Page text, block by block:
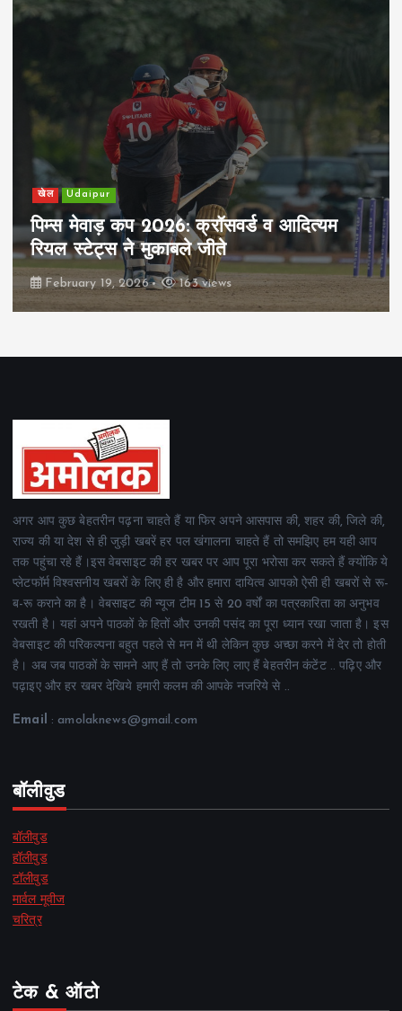
खेल Udaipur
पिम्स मेवाड़ कप 2026: क्रॉसवर्ड व आदित्यम
रियल स्टेट्स ने मुकाबले जीते
February 19, 2026 163 views
अगर आप कुछ बेहतरीन पढ़ना चाहते हैं या फिर अपने आसपास की, शहर की, जिले की,
राज्य की या देश से ही जुड़ी खबरें हर पल खंगालना चाहते हैं तो समझिए हम यही आप
तक पहुंचा रहे हैं।इस वेबसाइट की हर खबर पर आप पूरा भरोसा कर सकते हैं क्योंकि ये
प्लेटफॉर्म विश्वसनीय खबरों के लिए ही है और हमारा दायित्व आपको ऐसी ही खबरों से रू-
ब-रू कराने का है। वेबसाइट की न्यूज टीम 15 से 20 वर्षों का पत्रकारिता का अनुभव
रखती है। यहां अपने पाठकों के हितों और उनकी पसंद का पूरा ध्यान रखा जाता है। इस
वेबसाइट की परिकल्पना बहुत पहले से मन में थी लेकिन कुछ अच्छा करने में देर तो होती
है। अब जब पाठकों के सामने आए हैं तो उनके लिए लाए हैं बेहतरीन कंटेंट .. पढ़िए और
पढ़ाइए और हर खबर देखिये हमारी कलम की आपके नजरिये से ..
Email : amolaknews@gmail.com
बॉलीवुड
बॉलीवुड
हॉलीवुड
टॉलीवुड
मार्वल मूवीज
चरित्र
टेक & ऑटो